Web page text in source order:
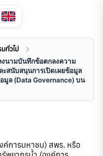
ทั่วไป
งนามบันทึกข้อตกลงความ
ะสนับสนุนการเปิดเผยข้อมูล
มูล (Data Governance) บน
การมหาชน) สพร. หรือ